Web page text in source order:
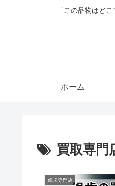
「この品物はど
ホーム
買取専門
買取専門店